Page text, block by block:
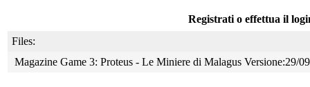
Registrati o effettua il
Files:
Magazine Game 3: Proteus - Le Miniere di Malagus Versione:29/